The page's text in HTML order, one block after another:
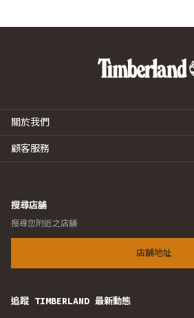
關於我們
顧客服務
搜尋店舖
搜尋您附近之店舖
店舖地址
追蹤 TIMBERLAND 最新動態